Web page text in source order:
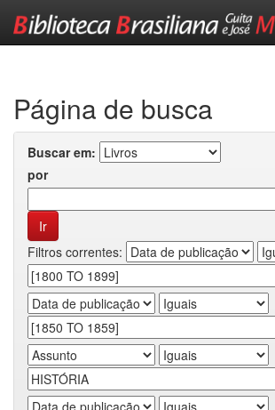
Página de busca
Buscar em:
por
Filtros correntes: